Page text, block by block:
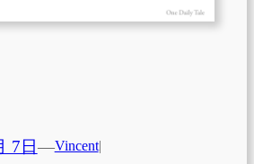
7日—Vincent|